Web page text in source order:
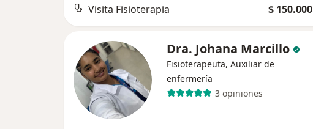
Visita Fisioterapia $ 150.000
Dra. Johana Marcillo
Fisioterapeuta, Auxiliar de
enfermería
3 opiniones